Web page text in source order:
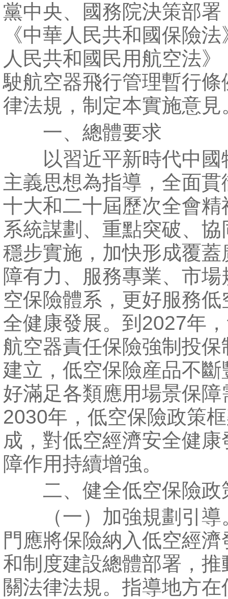
黨中央、國務院決策部署
《中華人民共和國保險
人民共和國民用航空法
駛航空器飛行管理暫行條
律法規，制定本實施意見
一、總體要求
以習近平新時代中國
主義思想為指導，全面貫
十大和二十屆歷次全會精
系統謀劃、重點突破、協
穩步實施，加快形成覆蓋
障有力、服務專業、市場
空保險體系，更好服務低
全健康發展。到2027年
航空器責任保險強制投保
建立，低空保險産品不斷
好滿足各類應用場景保障
2030年，低空保險政策
成，對低空經濟安全健康
障作用持續增強。
二、健全低空保險政
（一）加強規劃引導
門應將保險納入低空經濟
和制度建設總體部署，推
關法律法規。指導地方在